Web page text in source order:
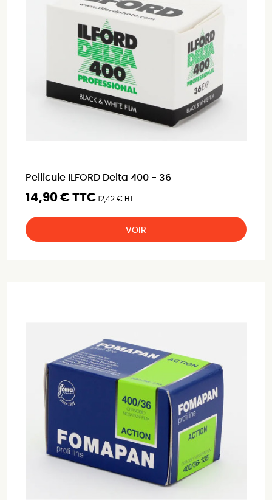
Pellicule ILFORD Delta 400 - 36
14,90 € TTC 12,42 € HT
VOIR